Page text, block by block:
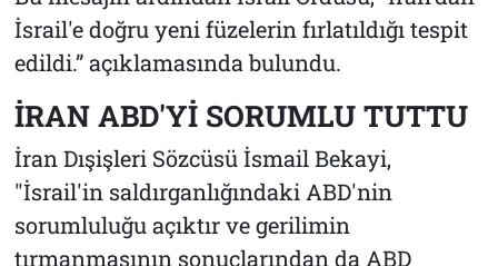
İsrail'e doğru yeni füzelerin fırlatıldığı tespit
edildi.” açıklamasında bulundu.
İRAN ABD'Yİ SORUMLU TUTTU
İran Dışişleri Sözcüsü İsmail Bekayi,
"İsrail'in saldırganlığındaki ABD'nin
sorumluluğu açıktır ve gerilimin
tırmanmasının sonuçlarından da ABD